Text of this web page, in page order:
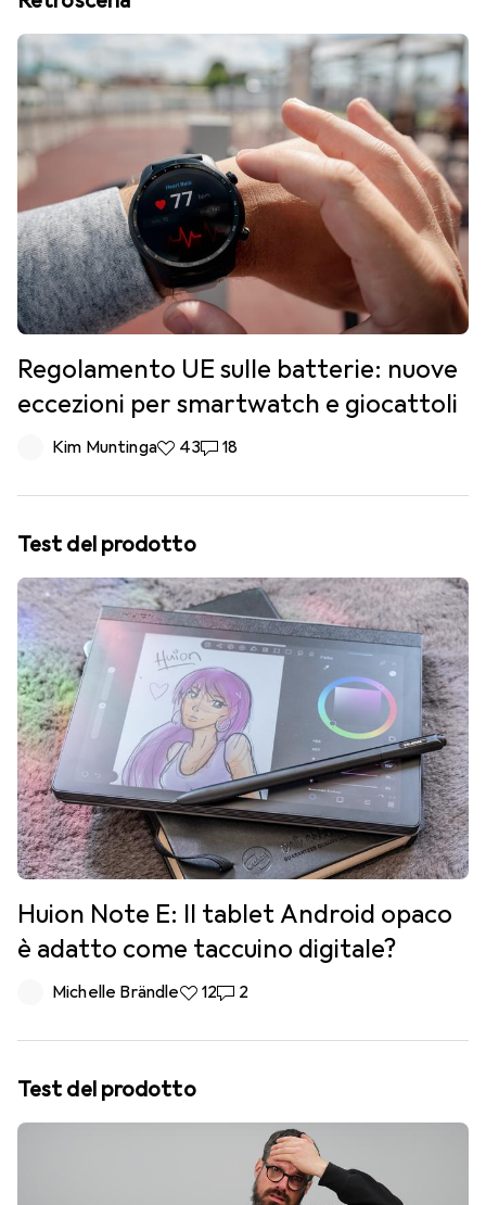
Regolamento UE sulle batterie: nuove
eccezioni per smartwatch e giocattoli
Kim Muntinga43 like
4318 commenti
18
Test del prodotto
Huion Note E: Il tablet Android opaco
è adatto come taccuino digitale?
Michelle Brändle12 like
122 commenti
2
Test del prodotto